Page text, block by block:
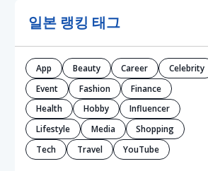
일본 랭킹 태그
App Beauty Career
Celebrity
Event
Fashion
Finance
Health
Hobby
Influencer
Lifestyle
Media
Shopping
Tech
Travel YouTube